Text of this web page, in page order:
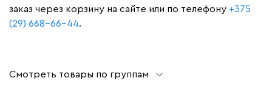
заказ через корзину на сайте или по телефону +375
(29) 668-66-44.
Смотреть товары по группам